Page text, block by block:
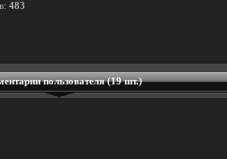
483
пользователя (19 шт.)